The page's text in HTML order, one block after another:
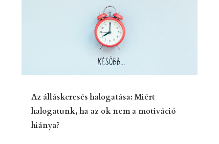
Az álláskeresés halogatása: Miért
halogatunk, ha az ok nem a motiváció
hiánya?